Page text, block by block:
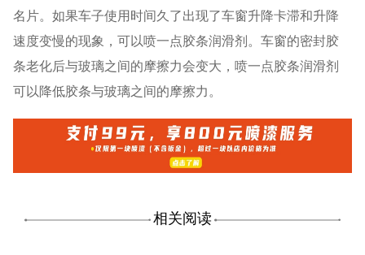
名片。如果车子使用时间久了出现了车窗升降卡滞和升降
速度变慢的现象，可以喷一点胶条润滑剂。车窗的密封胶
条老化后与玻璃之间的摩擦力会变大，喷一点胶条润滑剂
可以降低胶条与玻璃之间的摩擦力。
相关阅读